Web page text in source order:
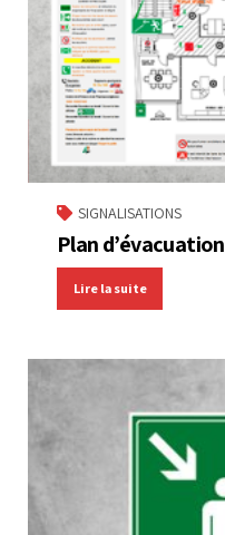
SIGNALISATIONS
Plan d’évacuation
Lire la suite